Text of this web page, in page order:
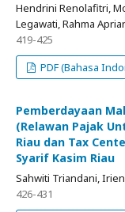
Hendrini Renolafitri,
Legawati, Rahma
419-425
PDF (Bahasa
Pemberdayaan
(Relawan Pajak
Riau dan Tax
Syarif Kasim Riau
Sahwiti Triandani,
426-431